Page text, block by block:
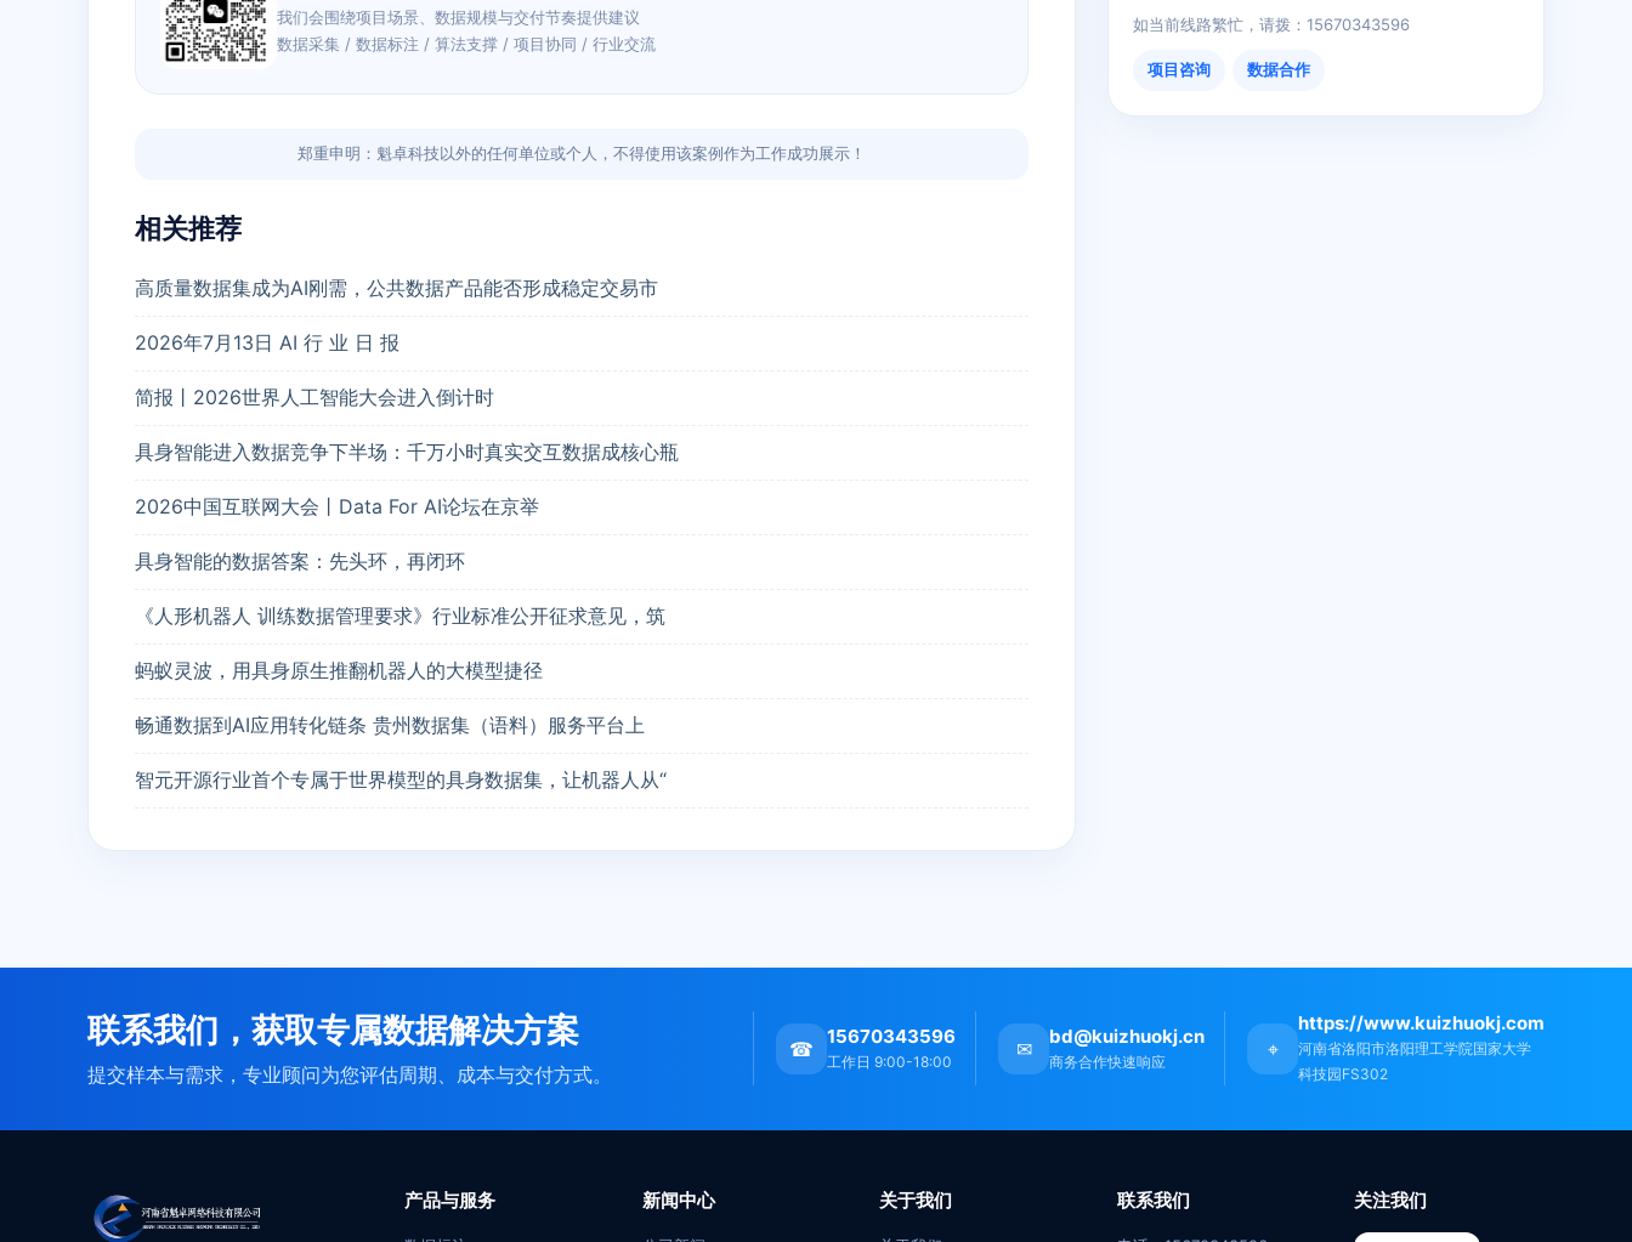
我们会围绕项目场景、数据规模与交付节奏提供建议
数据采集 / 数据标注 / 算法支撑 / 项目协同 / 行业交流
郑重申明：魁卓科技以外的任何单位或个人，不得使用该案例作为工作成功展示！
相关推荐
高质量数据集成为AI刚需，公共数据产品能否形成稳定交易市
2026年7月13日 AI 行 业 日 报
简报丨2026世界人工智能大会进入倒计时
具身智能进入数据竞争下半场：千万小时真实交互数据成核心瓶
2026中国互联网大会丨Data For AI论坛在京举
具身智能的数据答案：先头环，再闭环
《人形机器人 训练数据管理要求》行业标准公开征求意见，筑
蚂蚁灵波，用具身原生推翻机器人的大模型捷径
畅通数据到AI应用转化链条 贵州数据集（语料）服务平台上
智元开源行业首个专属于世界模型的具身数据集，让机器人从“
如当前线路繁忙，请拨：15670343596
项目咨询 数据合作
联系我们，获取专属数据解决方案
提交样本与需求，专业顾问为您评估周期、成本与交付方式。
☎
15670343596
工作日 9:00-18:00
✉
bd@kuizhuokj.cn
商务合作快速响应
⌖
https://www.kuizhuokj.com
河南省洛阳市洛阳理工学院国家大学
科技园FS302
产品与服务 新闻中心 关于我们 联系我们 关注我们